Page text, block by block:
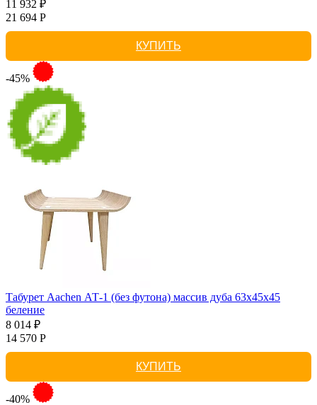
11 932 ₽
21 694 Р
КУПИТЬ
-45%
Табурет Aachen АТ-1 (без футона) массив дуба 63х45х45
беление
8 014 ₽
14 570 Р
КУПИТЬ
-40%